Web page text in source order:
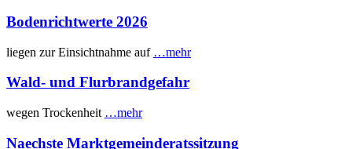
Bodenrichtwerte 2026
liegen zur Einsichtnahme auf …mehr
Wald- und Flurbrandgefahr
wegen Trockenheit …mehr
Naechste Marktgemeinderatssitzung